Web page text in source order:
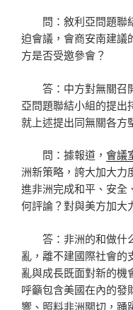
問：敘利亞問題聯
迫會議，會商安南建議
方是否受邀參會？
答：中方對無關召
亞問題聯結小組的提出
就上述提出同無關各方
問：據報道， 會議
洲新策略，誇大加大力
進非洲完成和平、安全
何評論？對與美方加大
答：非洲的和做什
亂，離不建國際社會的
亂與成長既面對新的機
呼籲包含美國在內的發
響、照料非洲關切，踴